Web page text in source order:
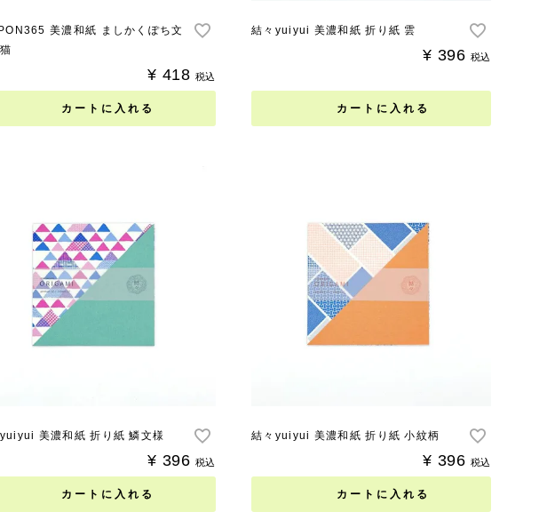
美濃和紙 ましかくぽち文
カートに入れる
¥ 418 税込
結々yuiyui 美濃和紙 折り紙 雲
カートに入れる
¥ 396 税込
美濃和紙 折り紙 鱗文様
カートに入れる
¥ 396 税込
結々yuiyui 美濃和紙 折り紙 小紋柄
カートに入れる
¥ 396 税込